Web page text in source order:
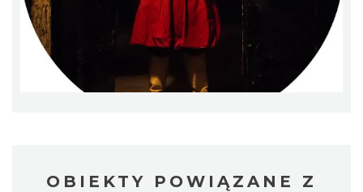
OBIEKTY POWIĄZANE Z